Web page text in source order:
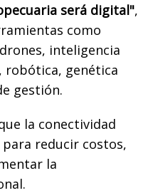
será digital",
como
inteligencia
genética
gestión.
la conectividad
reducir costos,
la